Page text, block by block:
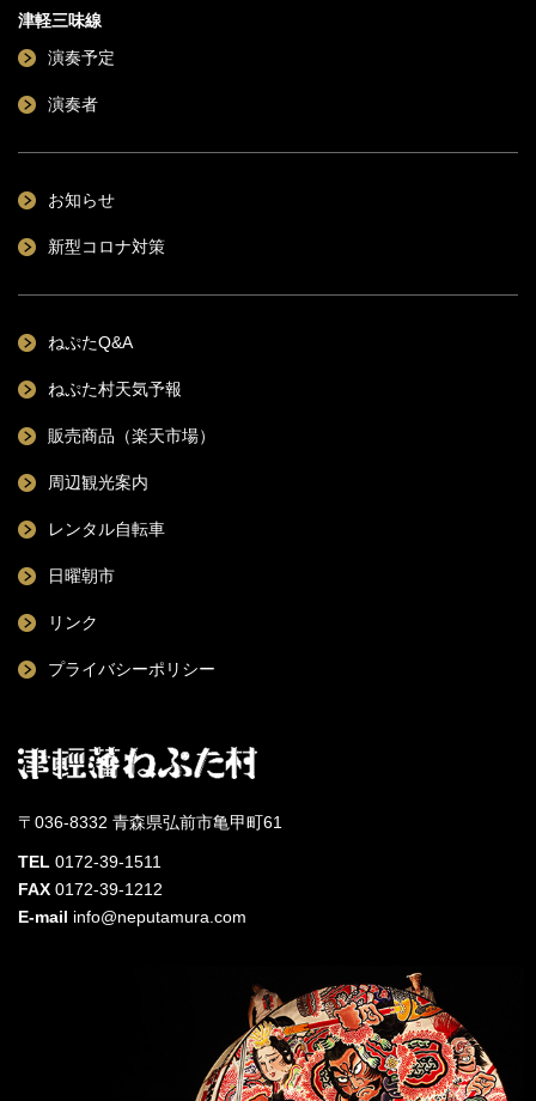
津軽三味線
演奏予定
演奏者
お知らせ
新型コロナ対策
ねぷたQ&A
ねぷた村天気予報
販売商品（楽天市場）
周辺観光案内
レンタル自転車
日曜朝市
リンク
プライバシーポリシー
〒036-8332 青森県弘前市亀甲町61
TEL 0172-39-1511
FAX 0172-39-1212
E-mail info@neputamura.com